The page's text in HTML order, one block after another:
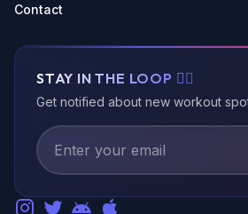
Contact
STAY IN THE LOOP 🏃‍♂️
Get notified about new workout